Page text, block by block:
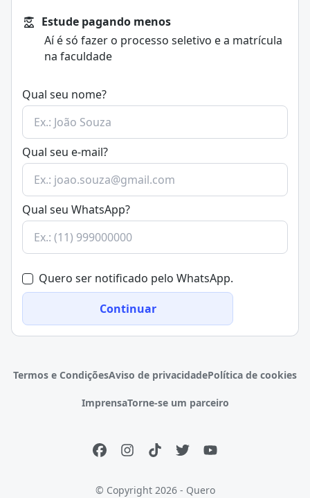
Estude pagando menos
Aí é só fazer o processo seletivo e a matrícula
na faculdade
Qual seu nome?
Qual seu e-mail?
Qual seu WhatsApp?
Quero ser notificado pelo WhatsApp.
Continuar
Termos e CondiçõesAviso de privacidadePolítica de cookies
ImprensaTorne-se um parceiro
© Copyright 2026 - Quero